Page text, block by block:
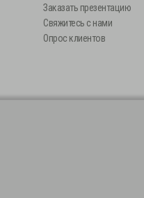
Заказать презентацию
Свяжитесь с нами
Опрос клиентов